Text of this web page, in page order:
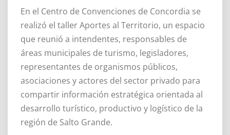
En el Centro de Convenciones de Concordia se
realizó el taller Aportes al Territorio, un espacio
que reunió a intendentes, responsables de
áreas municipales de turismo, legisladores,
representantes de organismos públicos,
asociaciones y actores del sector privado para
compartir información estratégica orientada al
desarrollo turístico, productivo y logístico de la
región de Salto Grande.